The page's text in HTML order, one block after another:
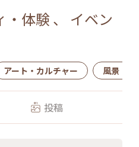
・体験 、 イベン
アート・カルチャー 風景・景色
投稿